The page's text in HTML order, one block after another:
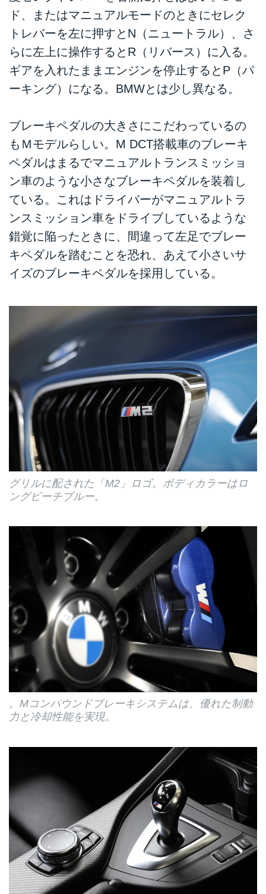
ド、またはマニュアルモードのときにセレク
トレバーを左に押すとN（ニュートラル）、さ
らに左上に操作するとR（リバース）に入る。
ギアを入れたままエンジンを停止するとP（パ
ーキング）になる。BMWとは少し異なる。
ブレーキペダルの大きさにこだわっているの
もＭモデルらしい。M DCT搭載車のブレーキ
ペダルはまるでマニュアルトランスミッショ
ン車のような小さなブレーキペダルを装着し
ている。これはドライバーがマニュアルトラ
ンスミッション車をドライブしているような
錯覚に陥ったときに、間違って左足でブレー
キペダルを踏むことを恐れ、あえて小さいサ
イズのブレーキペダルを採用している。
グリルに配された「M2」ロゴ。ボディカラーはロ
ングビーチブルー。
。Mコンパウンドブレーキシステムは、優れた制動
力と冷却性能を実現。